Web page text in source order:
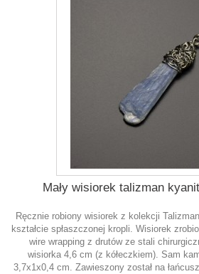
Mały wisiorek talizman
Ręcznie robiony wisiorek z kolekcji
kształcie spłaszczonej kropli. Wisiorek
wire wrapping z drutów ze stali
wisiorka 4,6 cm (z kółeczkiem). Sam
3,7x1x0,4 cm. Zawieszony został na